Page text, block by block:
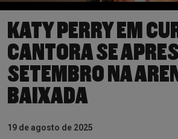
KATY PERRY EM
CANTORA SE
SETEMBRO NA
BAIXADA
19 de agosto de 2025